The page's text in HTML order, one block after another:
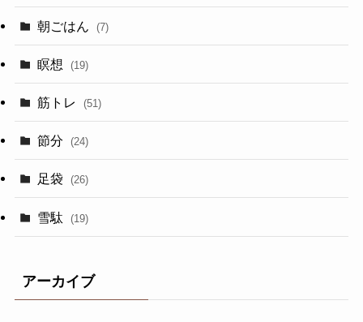
朝ごはん (7)
瞑想 (19)
筋トレ (51)
節分 (24)
足袋 (26)
雪駄 (19)
アーカイブ